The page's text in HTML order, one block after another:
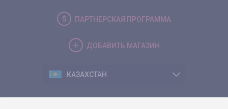
ПАРТНЕРСКАЯ ПРОГРАММА
ДОБАВИТЬ МАГАЗИН
КАЗАХСТАН